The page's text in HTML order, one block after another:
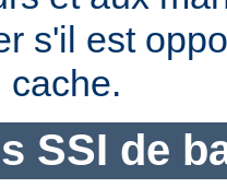
s'il est
cache.
SSI de